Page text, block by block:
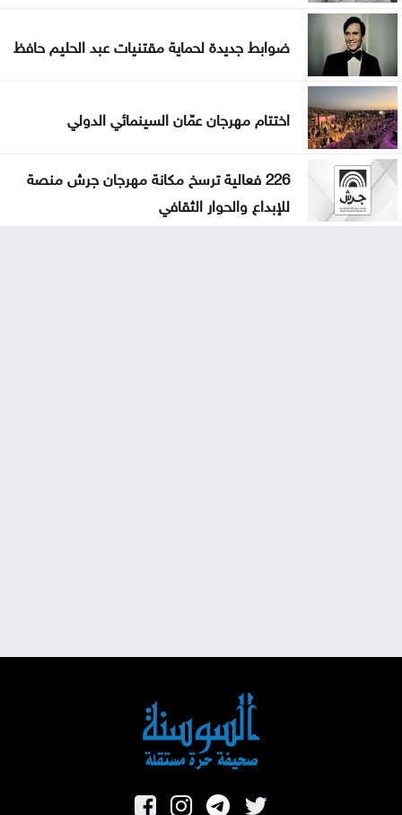
ضوابط جديدة لحماية مقتنيات عبد الحليم حافظ
اختتام مهرجان عمّان السينمائي الدولي
226 فعالية ترسخ مكانة مهرجان جرش منصة
للإبداع والحوار الثقافي